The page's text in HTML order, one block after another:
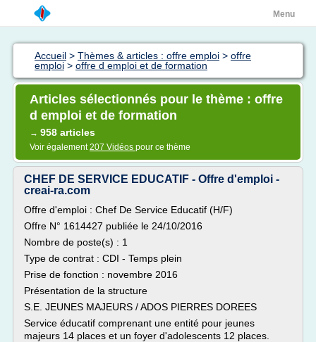
Menu
Accueil > Thèmes & articles : offre emploi > offre
emploi > offre d emploi et de formation
Articles sélectionnés pour le thème : offre
d emploi et de formation
→ 958 articles
Voir également207 Vidéos pour ce thème
CHEF DE SERVICE EDUCATIF - Offre d'emploi -
creai-ra.com
Offre d'emploi : Chef De Service Educatif (H/F)
Offre N° 1614427 publiée le 24/10/2016
Nombre de poste(s) : 1
Type de contrat : CDI - Temps plein
Prise de fonction : novembre 2016
Présentation de la structure
S.E. JEUNES MAJEURS / ADOS PIERRES DOREES
Service éducatif comprenant une entité pour jeunes
majeurs 14 places et un foyer d'adolescents 12 places.